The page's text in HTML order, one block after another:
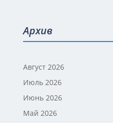
Архив
Август 2026
Июль 2026
Июнь 2026
Май 2026